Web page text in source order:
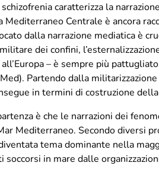
schizofrenia caratterizza la
Mediterraneo Centrale è ancora
dalla narrazione mediatica è
dei confini,
all’Europa – è sempre più
Partendo dalla
in termini di costruzione
è che le narrazioni dei
Mediterraneo. Secondo diversi
tema dominante nella
soccorsi in mare dalle